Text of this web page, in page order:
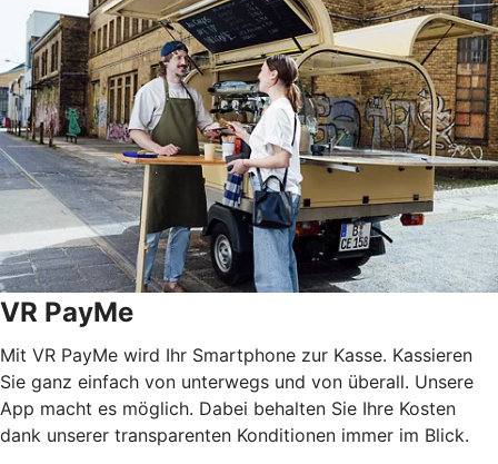
VR PayMe
Mit VR PayMe wird Ihr Smartphone zur Kasse. Kassieren
Sie ganz einfach von unterwegs und von überall. Unsere
App macht es möglich. Dabei behalten Sie Ihre Kosten
dank unserer transparenten Konditionen immer im Blick.